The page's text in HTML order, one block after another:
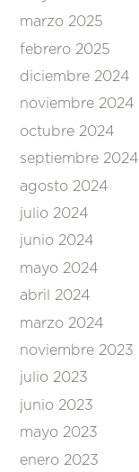
marzo 2025
febrero 2025
diciembre 2024
noviembre 2024
octubre 2024
septiembre 2024
agosto 2024
julio 2024
junio 2024
mayo 2024
abril 2024
marzo 2024
noviembre 2023
julio 2023
junio 2023
mayo 2023
enero 2023